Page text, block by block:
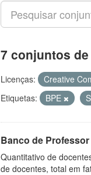
7 conjuntos
Licenças: Creative
Etiquetas:
BPE
Banco de
Quantitativo de
de docentes, total em